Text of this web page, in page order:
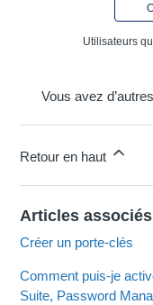
Utilisateurs
Vous avez
Retour en haut
Articles associés
Créer un porte-clés
Comment puis-je
Suite, Password